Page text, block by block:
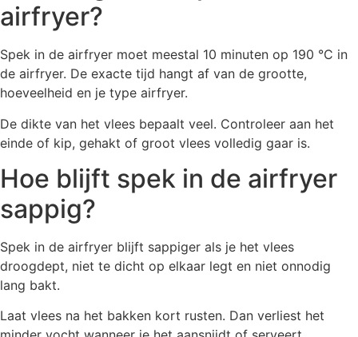
airfryer?
Spek in de airfryer moet meestal 10 minuten op 190 °C in
de airfryer. De exacte tijd hangt af van de grootte,
hoeveelheid en je type airfryer.
De dikte van het vlees bepaalt veel. Controleer aan het
einde of kip, gehakt of groot vlees volledig gaar is.
Hoe blijft spek in de airfryer
sappig?
Spek in de airfryer blijft sappiger als je het vlees
droogdept, niet te dicht op elkaar legt en niet onnodig
lang bakt.
Laat vlees na het bakken kort rusten. Dan verliest het